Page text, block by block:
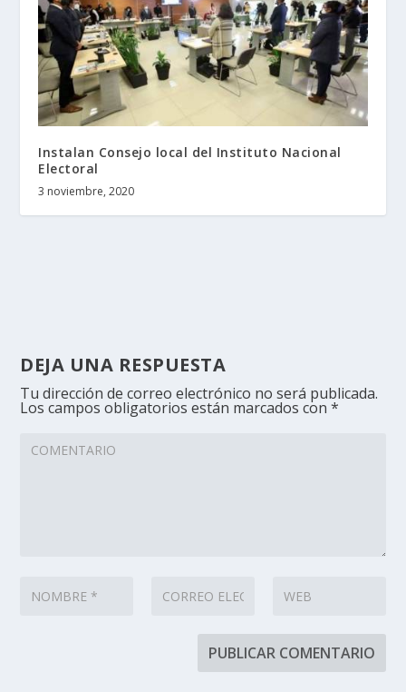
Instalan Consejo local del Instituto Nacional
Electoral
3 noviembre, 2020
DEJA UNA RESPUESTA
Tu dirección de correo electrónico no será publicada.
Los campos obligatorios están marcados con*